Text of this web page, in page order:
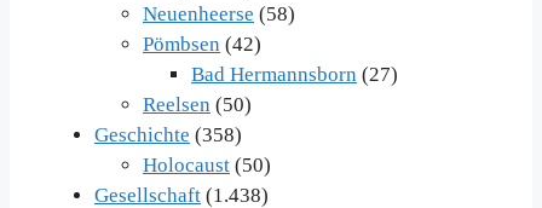
Neuenheerse (58)
Pömbsen (42)
Bad Hermannsborn (27)
Reelsen (50)
Geschichte (358)
Holocaust (50)
Gesellschaft (1.438)